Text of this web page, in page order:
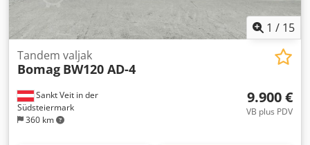
1 / 15
Sankt Veit in der
Südsteiermark
360 km
Tandem valjak
Bomag BW120 AD-4
9.900 €
VB plus PDV